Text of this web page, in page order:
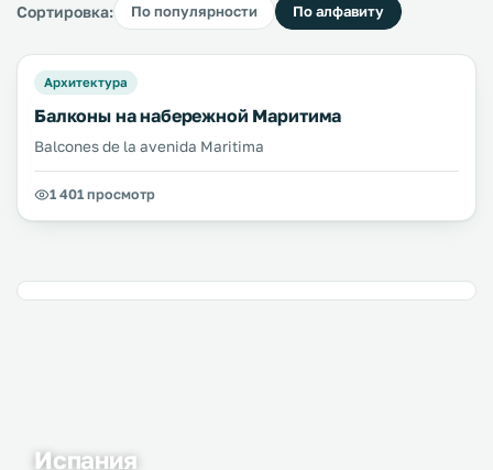
Сортировка: По популярности По алфавиту
Архитектура
Балконы на набережной Маритима
Balcones de la avenida Maritima
1 401 просмотр
Испания